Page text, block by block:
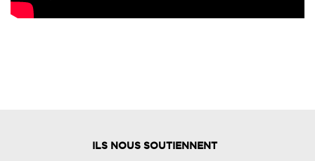
ILS NOUS SOUTIENNENT